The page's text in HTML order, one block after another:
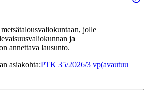
jolle
ja
annettava lausunto.
asiakohta:PTK 35/2026/3 vp(avautuu